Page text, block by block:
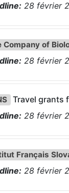
28 février
Company of
28 février
Travel grants
28 février
Français
28 février